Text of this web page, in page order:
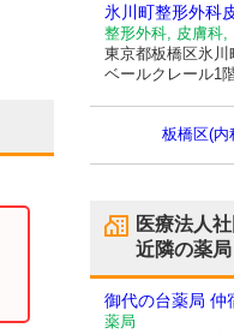
氷川町整形外科
整形外科, 皮膚科,
東京都板橋区氷川
ベールクレール1
板橋区(内
医療法人
近隣の薬局
御代の台薬局 仲
薬局